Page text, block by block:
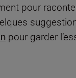
pour
pour garder